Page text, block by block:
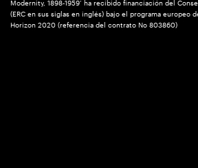
Modernity, 1898-1959’ ha recibido financiación del
(ERC en sus siglas en inglés) bajo el programa europeo
Horizon 2020 (referencia del contrato No 803860)